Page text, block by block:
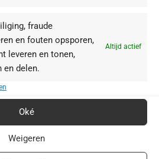
fraude
en fouten opsporen,
leveren en tonen,
en delen.
Altijd actief
Oké
Weigeren
van …